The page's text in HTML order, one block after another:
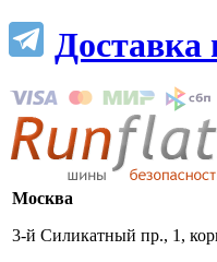
Доставка
Москва
3-й Силикатный пр., 1,